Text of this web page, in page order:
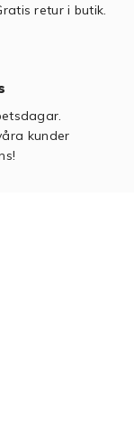
retur i butik.
kunder